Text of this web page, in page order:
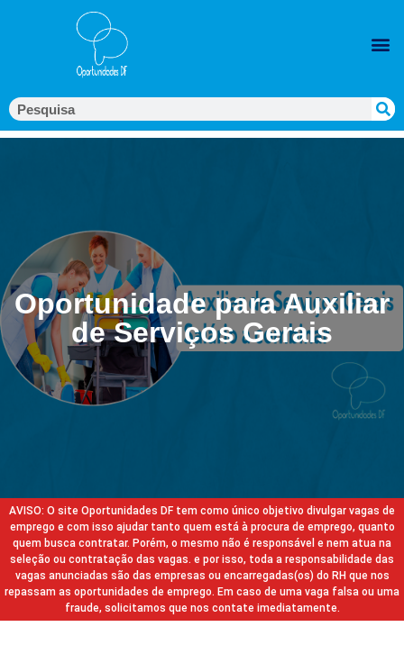
Oportunidade para Auxiliar
de Serviços Gerais
AVISO: O site Oportunidades DF tem como único objetivo divulgar vagas de
emprego e com isso ajudar tanto quem está à procura de emprego, quanto
quem busca contratar. Porém, o mesmo não é responsável e nem atua na
seleção ou contratação das vagas. e por isso, toda a responsabilidade das
vagas anunciadas são das empresas ou encarregadas(os) do RH que nos
repassam as oportunidades de emprego. Em caso de uma vaga falsa ou uma
fraude, solicitamos que nos contate imediatamente.